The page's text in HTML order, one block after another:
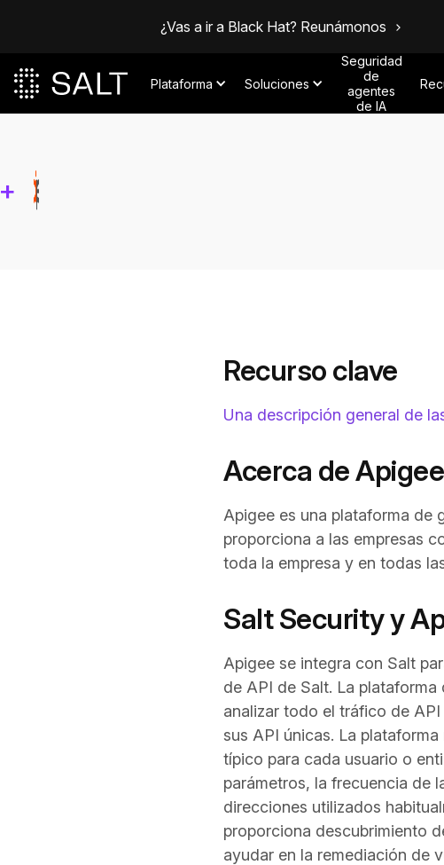
¿Vas a ir a Black Hat? Reunámonos
Plataforma Soluciones
Seguridad
de
agentes
de IA
Recurso clave
Una descripción general de
Acerca de Apigee
Apigee es una plataforma de
proporciona a las empresas
toda la empresa y en todas
Salt Security y
Apigee se integra con Salt
de API de Salt. La
analizar todo el tráfico de
sus API únicas. La
típico para cada usuario o
parámetros, la frecuencia de
direcciones utilizados
proporciona descubrimiento
ayudar en la remediación de